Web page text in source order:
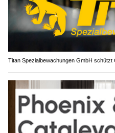
Titan Spezialbewachungen GmbH